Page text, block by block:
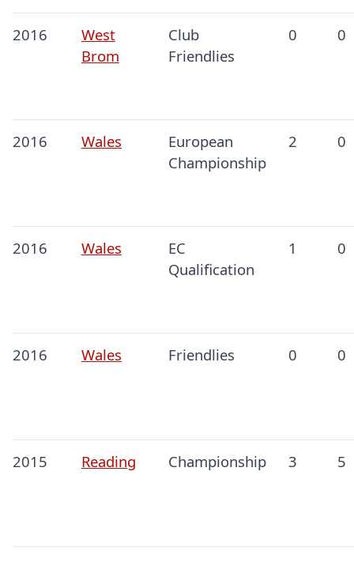
2016
West
Brom
Club
Friendlies
0 0
2016 Wales
European
Championship
2 0
2016 Wales
EC
Qualification
1 0
2016 Wales Friendlies 0 0
2015 Reading Championship 3 5